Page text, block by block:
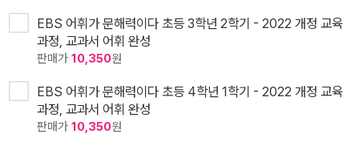
EBS 어휘가 문해력이다 초등 3학년 2학기 - 2022 개정 교육
과정, 교과서 어휘 완성
판매가 10,350원
EBS 어휘가 문해력이다 초등 4학년 1학기 - 2022 개정 교육
과정, 교과서 어휘 완성
판매가 10,350원